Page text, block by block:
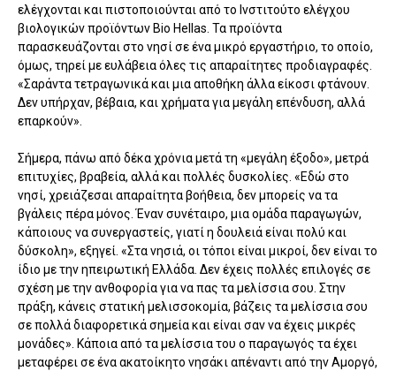
ελέγχονται και πιστοποιούνται από το Ινστιτούτο ελέγχου
βιολογικών προϊόντων Bio Hellas. Τα προϊόντα
παρασκευάζονται στο νησί σε ένα μικρό εργαστήριο, το οποίο,
όμως, τηρεί με ευλάβεια όλες τις απαραίτητες προδιαγραφές.
«Σαράντα τετραγωνικά και μια αποθήκη άλλα είκοσι φτάνουν.
Δεν υπήρχαν, βέβαια, και χρήματα για μεγάλη επένδυση, αλλά
επαρκούν».
Σήμερα, πάνω από δέκα χρόνια μετά τη «μεγάλη έξοδο», μετρά
επιτυχίες, βραβεία, αλλά και πολλές δυσκολίες. «Εδώ στο
νησί, χρειάζεσαι απαραίτητα βοήθεια, δεν μπορείς να τα
βγάλεις πέρα μόνος. Έναν συνέταιρο, μια ομάδα παραγωγών,
κάποιους να συνεργαστείς, γιατί η δουλειά είναι πολύ και
δύσκολη», εξηγεί. «Στα νησιά, οι τόποι είναι μικροί, δεν είναι το
ίδιο με την ηπειρωτική Ελλάδα. Δεν έχεις πολλές επιλογές σε
σχέση με την ανθοφορία για να πας τα μελίσσια σου. Στην
πράξη, κάνεις στατική μελισσοκομία, βάζεις τα μελίσσια σου
σε πολλά διαφορετικά σημεία και είναι σαν να έχεις μικρές
μονάδες». Κάποια από τα μελίσσια του ο παραγωγός τα έχει
μεταφέρει σε ένα ακατοίκητο νησάκι απέναντι από την Αμοργό,